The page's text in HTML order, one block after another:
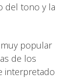
del tono y la
popular
de los
interpretado